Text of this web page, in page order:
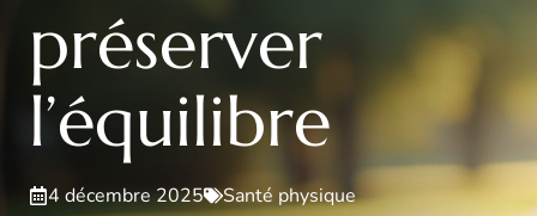
préserver
l’équilibre
4 décembre 2025 Santé physique